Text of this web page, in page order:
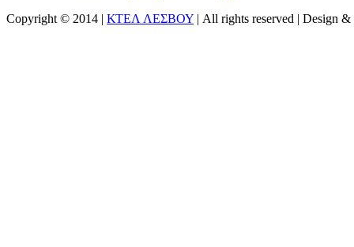
Copyright © 2014 | ΚΤΕΛ ΛΕΣΒΟΥ | All rights reserved | Design &